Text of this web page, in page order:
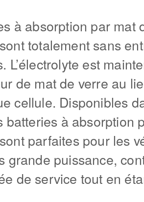
à absorption par mat
totalement sans
L’électrolyte est
de mat de verre au
cellule. Disponibles
batteries à absorption
parfaites pour les
grande puissance,
de service tout en